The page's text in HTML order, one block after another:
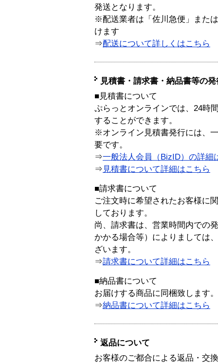
発送となります。
※配送業者は「佐川急便」また
けます
⇒配送について詳しくはこちら
見積書・請求書・納品書等の
■見積書について
ぷらっとオンラインでは、24時
することができます。
※オンライン見積書発行には、
要です。
⇒一般法人会員（BizID）の詳細
⇒ 見積書について詳細はこちら
■請求書について
ご注文時に希望されたお客様に
しております。
尚、請求書は、営業時間内での
かかる場合等）によりましては
ざいます。
⇒請求書について詳細はこちら
■納品書について
お届けする商品に同梱致します。
⇒納品書について詳細はこちら
返品について
お客様のご都合による返品・交